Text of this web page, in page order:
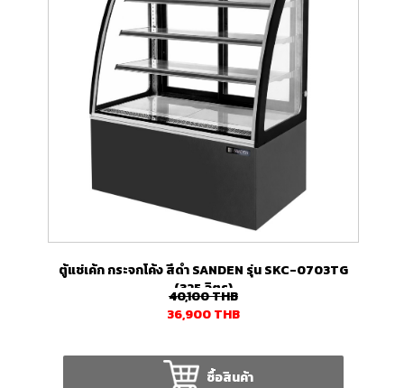
ตู้แช่เค้ก กระจกโค้ง สีดำ SANDEN รุ่น SKC-0703TG
(325 ลิตร)
40,100THB
36,900THB
ซื้อสินค้า